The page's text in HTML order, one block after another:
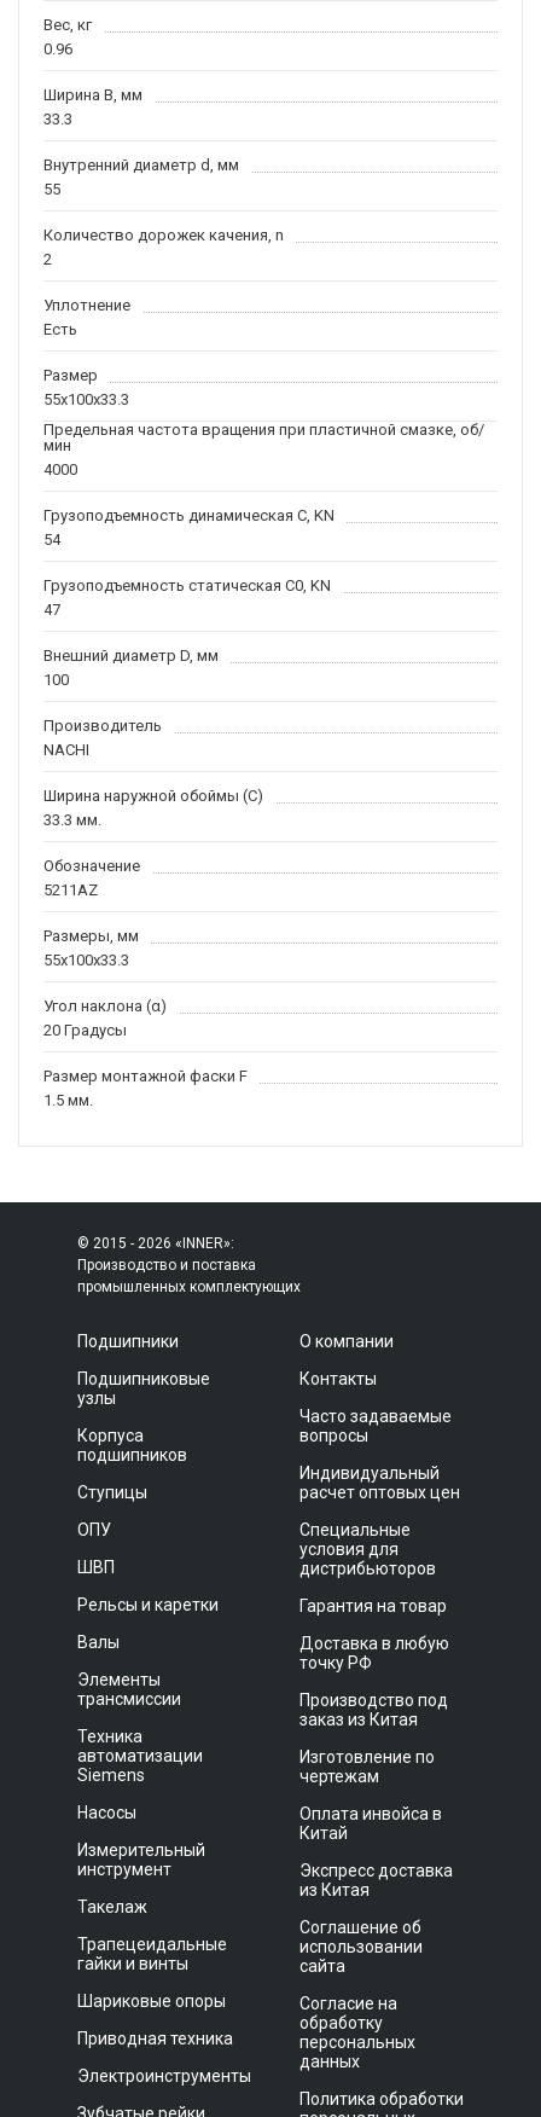
Вес, кг
0.96
Ширина B, мм
33.3
Внутренний диаметр d, мм
55
Количество дорожек качения, n
2
Уплотнение
Есть
Размер
55x100x33.3
Предельная частота вращения при пластичной смазке, об/
мин
4000
Грузоподъемность динамическая C, KN
54
Грузоподъемность статическая C0, KN
47
Внешний диаметр D, мм
100
Производитель
NACHI
Ширина наружной обоймы (C)
33.3 мм.
Обозначение
5211AZ
Размеры, мм
55x100x33.3
Угол наклона (α)
20 Градусы
Размер монтажной фаски F
1.5 мм.
© 2015 - 2026 «INNER»:
Производство и поставка
промышленных комплектующих
Подшипники
Подшипниковые
узлы
Корпуса
подшипников
Ступицы
ОПУ
ШВП
Рельсы и каретки
Валы
Элементы
трансмиссии
Техника
автоматизации
Siemens
Насосы
Измерительный
инструмент
Такелаж
Трапецеидальные
гайки и винты
Шариковые опоры
Приводная техника
Электроинструменты
О компании
Контакты
Часто задаваемые
вопросы
Индивидуальный
расчет оптовых цен
Специальные
условия для
дистрибьюторов
Гарантия на товар
Доставка в любую
точку РФ
Производство под
заказ из Китая
Изготовление по
чертежам
Оплата инвойса в
Китай
Экспресс доставка
из Китая
Соглашение об
использовании
сайта
Согласие на
обработку
персональных
данных
Политика обработки